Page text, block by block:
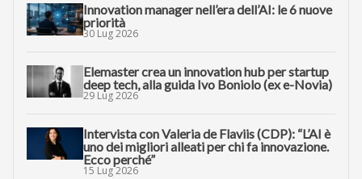
Innovation manager nell’era dell’AI: le 6 nuove
priorità
30 Lug 2026
Elemaster crea un innovation hub per startup
deep tech, alla guida Ivo Boniolo (ex e-Novia)
29 Lug 2026
Intervista con Valeria de Flaviis (CDP): “L’AI è
uno dei migliori alleati per chi fa innovazione.
Ecco perché”
15 Lug 2026